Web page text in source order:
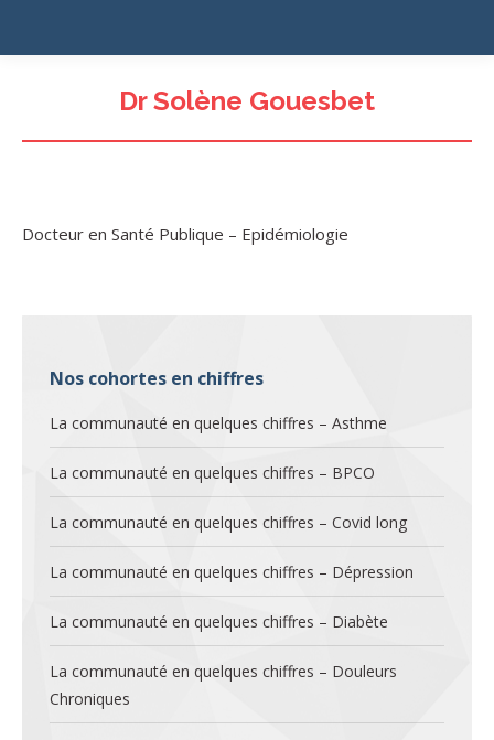
Dr Solène Gouesbet
Docteur en Santé Publique – Epidémiologie
Nos cohortes en chiffres
La communauté en quelques chiffres – Asthme
La communauté en quelques chiffres – BPCO
La communauté en quelques chiffres – Covid long
La communauté en quelques chiffres – Dépression
La communauté en quelques chiffres – Diabète
La communauté en quelques chiffres – Douleurs
Chroniques